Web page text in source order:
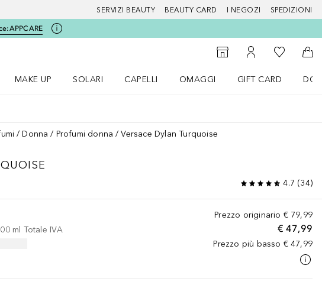
SERVIZI BEAUTY BEAUTY CARD I NEGOZI SPEDIZIONI
APPCARE
StorefinderAl Mio Account
Alla Mia
Al
MAKE UP
SOLARI
CAPELLI
OMAGGI
GIFT CARD
Donna Profumi donna Versace Dylan Turquoise
4.7 (34)
Prezzo originario € 79,99
€ 47,99
Prezzo più basso € 47,99
ml Totale IVA